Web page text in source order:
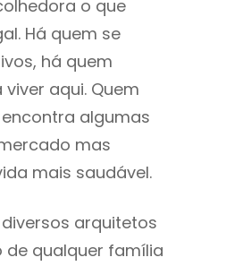
o que
Há quem se
há quem
aqui. Quem
algumas
mas
mais saudável.
arquitetos
de qualquer família